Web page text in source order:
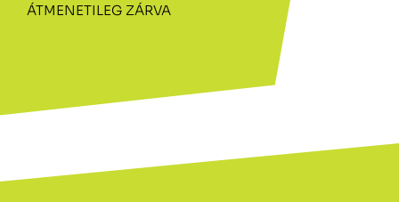
ÁTMENETILEG ZÁRVA